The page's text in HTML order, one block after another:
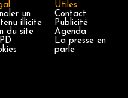
un
illicite
du site
Utiles
Contact
Publicité
Agenda
La presse en
parle